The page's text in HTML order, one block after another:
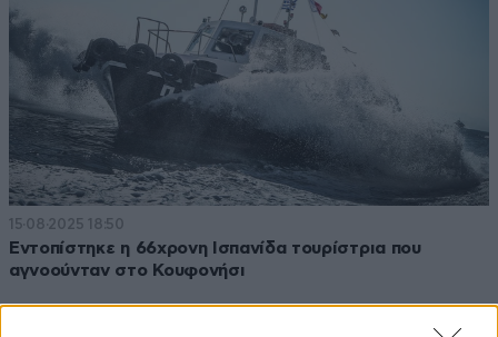
15·08·2025 18:50
Εντοπίστηκε η 66χρονη Ισπανίδα τουρίστρια που
αγνοούνταν στο Κουφονήσι